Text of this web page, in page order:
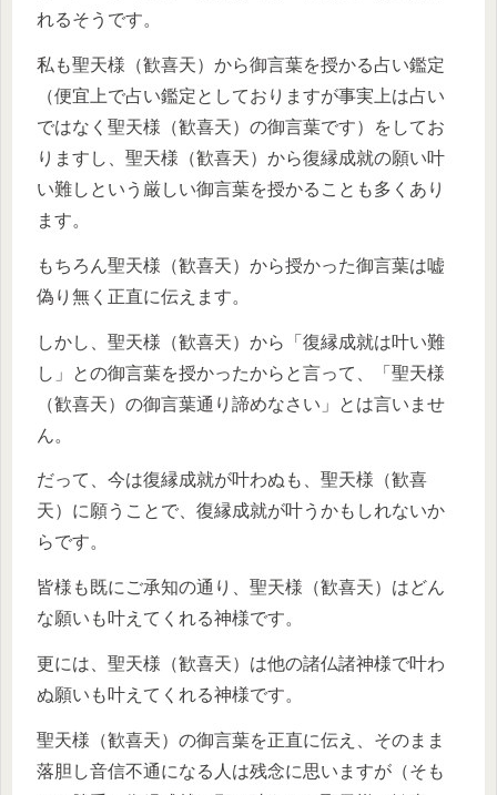
れるそうです。
私も聖天様（歓喜天）から御言葉を授かる占い鑑定
（便宜上で占い鑑定としておりますが事実上は占い
ではなく聖天様（歓喜天）の御言葉です）をしてお
りますし、聖天様（歓喜天）から復縁成就の願い叶
い難しという厳しい御言葉を授かることも多くあり
ます。
もちろん聖天様（歓喜天）から授かった御言葉は嘘
偽り無く正直に伝えます。
しかし、聖天様（歓喜天）から「復縁成就は叶い難
し」との御言葉を授かったからと言って、「聖天様
（歓喜天）の御言葉通り諦めなさい」とは言いませ
ん。
だって、今は復縁成就が叶わぬも、聖天様（歓喜
天）に願うことで、復縁成就が叶うかもしれないか
らです。
皆様も既にご承知の通り、聖天様（歓喜天）はどん
な願いも叶えてくれる神様です。
更には、聖天様（歓喜天）は他の諸仏諸神様で叶わ
ぬ願いも叶えてくれる神様です。
聖天様（歓喜天）の御言葉を正直に伝え、そのまま
落胆し音信不通になる人は残念に思いますが（そも